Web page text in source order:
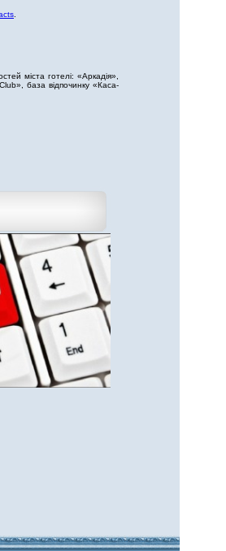
міста готелі: «Аркадія»,
база відпочинку «Каса-